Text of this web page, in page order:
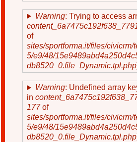
Warning: Trying to access
of
sites/sportforma.it/files/civicrm/
5/e9/48/
db8520_0.file_Dynamic.tpl.php
Warning: Undefined array
in
177 of
sites/sportforma.it/files/civicrm/
5/e9/48/
db8520_0.file_Dynamic.tpl.php